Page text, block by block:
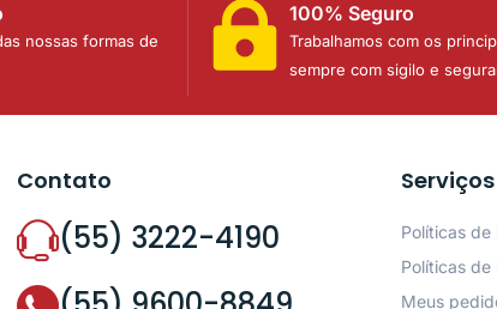
nossas formas de
100% Seguro
Trabalhamos com os
sempre com sigilo e
Contato
(55) 3222-4190
Políticas de
Políticas
Meus